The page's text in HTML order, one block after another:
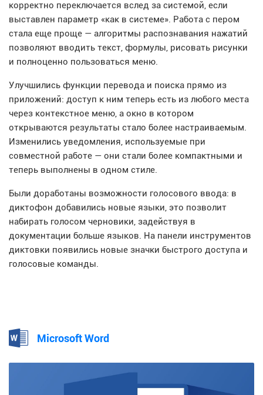
корректно переключается вслед за системой, если
выставлен параметр «как в системе». Работа с пером
стала еще проще — алгоритмы распознавания нажатий
позволяют вводить текст, формулы, рисовать рисунки
и полноценно пользоваться меню.
Улучшились функции перевода и поиска прямо из
приложений: доступ к ним теперь есть из любого места
через контекстное меню, а окно в котором
открываются результаты стало более настраиваемым.
Изменились уведомления, используемые при
совместной работе — они стали более компактными и
теперь выполнены в одном стиле.
Были доработаны возможности голосового ввода: в
диктофон добавились новые языки, это позволит
набирать голосом черновики, задействуя в
документации больше языков. На панели инструментов
диктовки появились новые значки быстрого доступа и
голосовые команды.
Microsoft Word